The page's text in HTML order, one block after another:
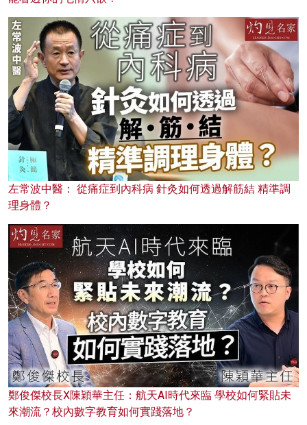
左常波中醫： 從痛症到內科病 針灸如何透過解筋結 精準調
理身體？
鄭俊傑校長X陳穎華主任：航天AI時代來臨 學校如何緊貼未
來潮流？校內數字教育如何實踐落地？